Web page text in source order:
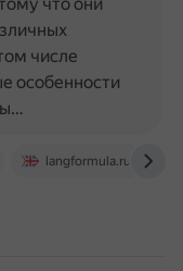
langformula.ru
числе
особенности